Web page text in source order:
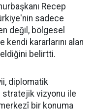
Recep
sadece
değil, bölgesel
kararlarını alan
belirtti.
diplomatik
vizyonu ile
bir konuma